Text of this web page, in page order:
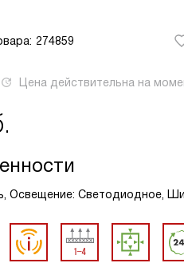
274859
Цена действительна на
Освещение: Светодиодное,